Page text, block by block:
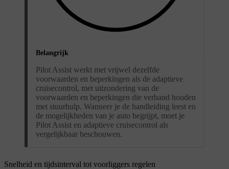
Belangrijk
Pilot Assist werkt met vrijwel dezelfde
voorwaarden en beperkingen als de adaptieve
cruisecontrol, met uitzondering van de
voorwaarden en beperkingen die verband houden
met stuurhulp. Wanneer je de handleiding leest en
de mogelijkheden van je auto begrijpt, moet je
Pilot Assist en adaptieve cruisecontrol als
vergelijkbaar beschouwen.
Snelheid en tijdsinterval tot voorliggers regelen